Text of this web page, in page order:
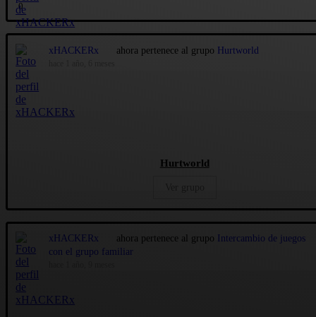
0
xHACKERx ahora pertenece al grupo Hurtworld
Hurtworld
xHACKERx ahora pertenece al grupo
Intercambio de juegos
con el grupo familiar